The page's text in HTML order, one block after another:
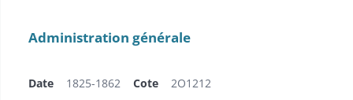
Administration générale
Date 1825-1862 Cote 2O1212